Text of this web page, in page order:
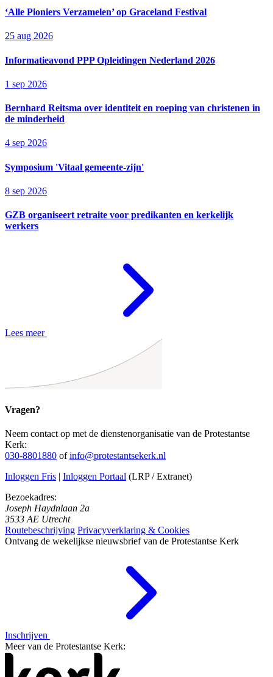
‘Alle Pioniers Verzamelen’ op Graceland Festival
25 aug 2026
Informatieavond PPP Opleidingen Nederland 2026
1 sep 2026
Bernhard Reitsma over identiteit en roeping van christenen in
de minderheid
4 sep 2026
Symposium 'Vitaal gemeente-zijn'
8 sep 2026
GZB organiseert retraite voor predikanten en kerkelijk
werkers
Lees meer
Vragen?
Neem contact op met de dienstenorganisatie van de Protestantse
Kerk:
030-8801880 ofinfo@protestantsekerk.nl
Inloggen Fris | Inloggen Portaal (LRP / Extranet)
Bezoekadres:
Joseph Haydnlaan 2a
3533 AE Utrecht
Routebeschrijving Privacyverklaring & Cookies
Ontvang de wekelijkse nieuwsbrief van de Protestantse Kerk
Inschrijven
Meer van de Protestantse Kerk: